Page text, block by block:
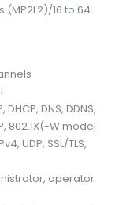
(MP2L2)/16 to 64
DHCP, DNS, DDNS,
802.1X(-W model
UDP, SSL/TLS,
operator